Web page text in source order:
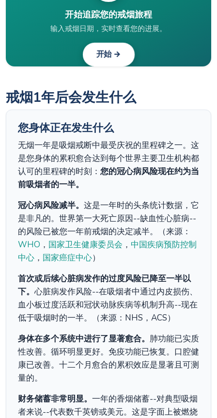
开始追踪您的戒烟旅程
输入戒烟日期，实时查看您的进展。
开始 →
戒烟1年后会发生什么
您身体正在发生什么
无烟一年是吸烟戒断中最受庆祝的里程碑之一。这
是您身体的累积愈合达到每个世界主要卫生机构都
认可的里程碑的时刻： 您的冠心病风险现在约为当
前吸烟者的一半。
冠心病风险减半。 这是一年时的头条统计数据，它
是非凡的。世界第一大死亡原因--缺血性心脏病--
的风险已被您一年前戒烟的决定减半。（来源：
WHO ， 国家卫生健康委员会 ， 中国疾病预防控制
中心 ， 国家癌症中心）
首次或后续心脏病发作的过度风险已降至一半以
下。心脏病发作风险--在吸烟者中通过内皮损伤、
血小板过度活跃和冠状动脉疾病等机制升高--现在
低于吸烟时的一半。（来源：NHS，ACS）
身体在多个系统中进行了显著愈合。 肺功能已实质
性改善。循环明显更好。免疫功能已恢复。口腔健
康已改善。十二个月愈合的累积效应是显著且可测
量的。
财务储蓄非常明显。 一年的香烟储蓄--对典型吸烟
者来说--代表数千英镑或美元。这是字面上被燃烧